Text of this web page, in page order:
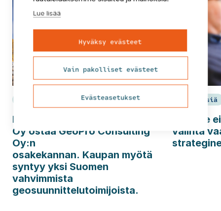
4.8.2026
FCG Rakennettu Ympäristö
Oy ostaa GeoPro Consulting
Oy:n
osakekannan. Kaupan myötä
syntyy yksi Suomen
vahvimmista
geosuunnittelutoimijoista.
Näkemyksiä
Inhouse
valinta
Lue lisää
Hyväksy evästeet
Vain pakolliset evästeet
Evästeasetukset